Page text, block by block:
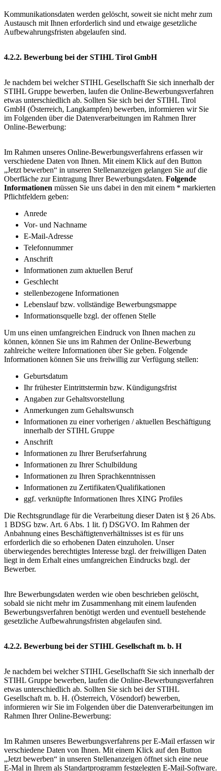
Kommunikationsdaten werden gelöscht, soweit sie nicht mehr zum
Austausch mit Ihnen erforderlich sind und etwaige gesetzliche
Aufbewahrungsfristen abgelaufen sind.
4.2.2. Bewerbung bei der STIHL Tirol GmbH
Je nachdem bei welcher STIHL Gesellschafft Sie sich innerhalb der
STIHL Gruppe bewerben, laufen die Online-Bewerbungsverfahren
etwas unterschiedlich ab. Sollten Sie sich bei der STIHL Tirol
GmbH (Österreich, Langkampfen) bewerben, informieren wir Sie
im Folgenden über die Datenverarbeitungen im Rahmen Ihrer
Online-Bewerbung:
Im Rahmen unseres Online-Bewerbungsverfahrens erfassen wir
verschiedene Daten von Ihnen. Mit einem Klick auf den Button
„Jetzt bewerben“ in unseren Stellenanzeigen gelangen Sie auf die
Oberfläche zur Eintragung Ihrer Bewerbungsdaten. Folgende
Informationen müssen Sie uns dabei in den mit einem * markierten
Pflichtfeldern geben:
Anrede
Vor- und Nachname
E-Mail-Adresse
Telefonnummer
Anschrift
Informationen zum aktuellen Beruf
Geschlecht
stellenbezogene Informationen
Lebenslauf bzw. vollständige Bewerbungsmappe
Informationsquelle bzgl. der offenen Stelle
Um uns einen umfangreichen Eindruck von Ihnen machen zu
können, können Sie uns im Rahmen der Online-Bewerbung
zahlreiche weitere Informationen über Sie geben. Folgende
Informationen können Sie uns freiwillig zur Verfügung stellen:
Geburtsdatum
Ihr frühester Eintrittstermin bzw. Kündigungsfrist
Angaben zur Gehaltsvorstellung
Anmerkungen zum Gehaltswunsch
Informationen zu einer vorherigen / aktuellen Beschäftigung
innerhalb der STIHL Gruppe
Anschrift
Informationen zu Ihrer Berufserfahrung
Informationen zu Ihrer Schulbildung
Informationen zu Ihren Sprachkenntnissen
Informationen zu Zertifikaten/Qualifikationen
ggf. verknüpfte Informationen Ihres XING Profiles
Die Rechtsgrundlage für die Verarbeitung dieser Daten ist § 26 Abs.
1 BDSG bzw. Art. 6 Abs. 1 lit. f) DSGVO. Im Rahmen der
Anbahnung eines Beschäftigtenverhältnisses ist es für uns
erforderlich die so erhobenen Daten einzuholen. Unser
überwiegendes berechtigtes Interesse bzgl. der freiwilligen Daten
liegt in dem Erhalt eines umfangreichen Eindrucks bzgl. der
Bewerber.
Ihre Bewerbungsdaten werden wie oben beschrieben gelöscht,
sobald sie nicht mehr im Zusammenhang mit einem laufenden
Bewerbungsverfahren benötigt werden und eventuell bestehende
gesetzliche Aufbewahrungsfristen abgelaufen sind.
4.2.2. Bewerbung bei der STIHL Gesellschaft m. b. H
Je nachdem bei welcher STIHL Gesellschafft Sie sich innerhalb der
STIHL Gruppe bewerben, laufen die Online-Bewerbungsverfahren
etwas unterschiedlich ab. Sollten Sie sich bei der STIHL
Gesellschaft m. b. H. (Österreich, Vösendorf) bewerben,
informieren wir Sie im Folgenden über die Datenverarbeitungen im
Rahmen Ihrer Online-Bewerbung:
Im Rahmen unseres Bewerbungsverfahrens per E-Mail erfassen wir
verschiedene Daten von Ihnen. Mit einem Klick auf den Button
„Jetzt bewerben“ in unseren Stellenanzeigen öffnet sich eine neue
E-Mal in Ihrem als Standartprogramm festgelegten E-Mail-Software.